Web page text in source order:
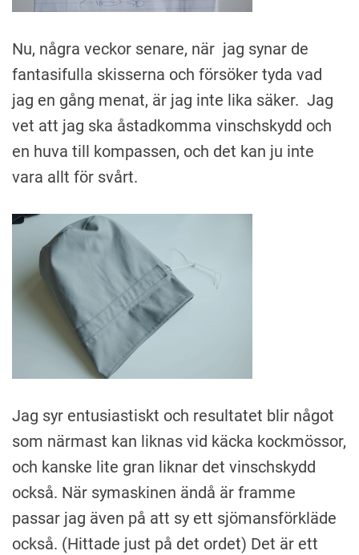
Nu, några veckor senare, när jag synar de
fantasifulla skisserna och försöker tyda vad
jag en gång menat, är jag inte lika säker. Jag
vet att jag ska åstadkomma vinschskydd och
en huva till kompassen, och det kan ju inte
vara allt för svårt.
Jag syr entusiastiskt och resultatet blir något
som närmast kan liknas vid käcka kockmössor,
och kanske lite gran liknar det vinschskydd
också. När symaskinen ändå är framme
passar jag även på att sy ett sjömansförkläde
också. (Hittade just på det ordet) Det är ett